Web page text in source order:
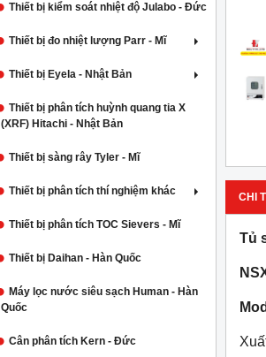
Thiết bị kiểm soát nhiệt độ Julabo - Đức
Thiết bị đo nhiệt lượng Parr - Mĩ
Thiết bị Eyela - Nhật Bản
Thiết bị phân tích huỳnh quang tia X
(XRF) Hitachi - Nhật Bản
Thiết bị sàng rây Tyler - Mĩ
Thiết bị phân tích thí nghiệm khác
Thiết bị phân tích TOC Sievers - Mĩ
Thiết bị Daihan - Hàn Quốc
Máy lọc nước siêu sạch Human - Hàn
Quốc
Cân phân tích Kern - Đức
CHI
Tủ